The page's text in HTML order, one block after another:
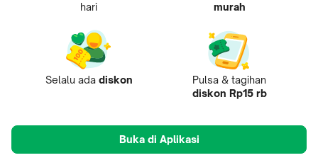
hari
murah
Selalu ada diskon
Pulsa & tagihan
diskon Rp15 rb
Buka di Aplikasi